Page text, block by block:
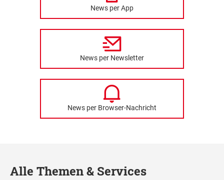
News per App
News per Newsletter
News per Browser-Nachricht
Alle Themen & Services